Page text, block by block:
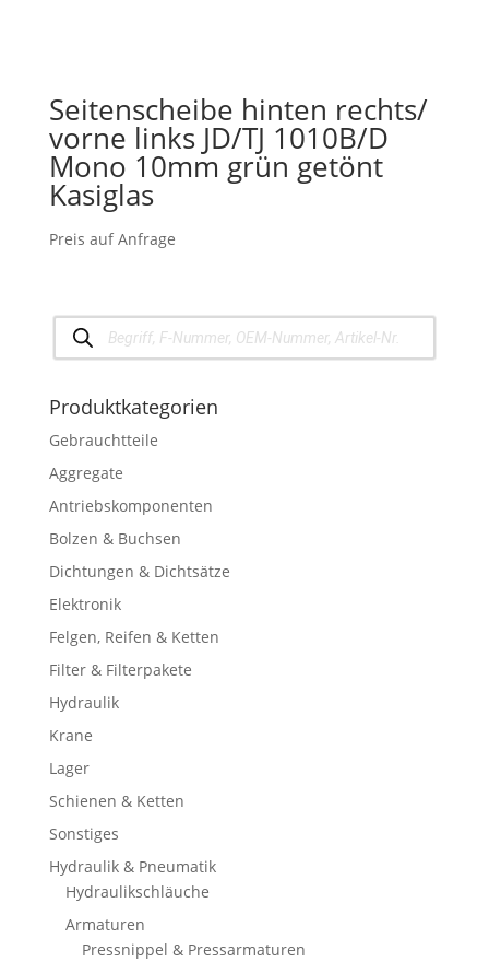
Seitenscheibe hinten rechts/
vorne links JD/TJ 1010B/D
Mono 10mm grün getönt
Kasiglas
Preis auf Anfrage
Products
search
Produktkategorien
Gebrauchtteile
Aggregate
Antriebskomponenten
Bolzen & Buchsen
Dichtungen & Dichtsätze
Elektronik
Felgen, Reifen & Ketten
Filter & Filterpakete
Hydraulik
Krane
Lager
Schienen & Ketten
Sonstiges
Hydraulik & Pneumatik
Hydraulikschläuche
Armaturen
Pressnippel & Pressarmaturen